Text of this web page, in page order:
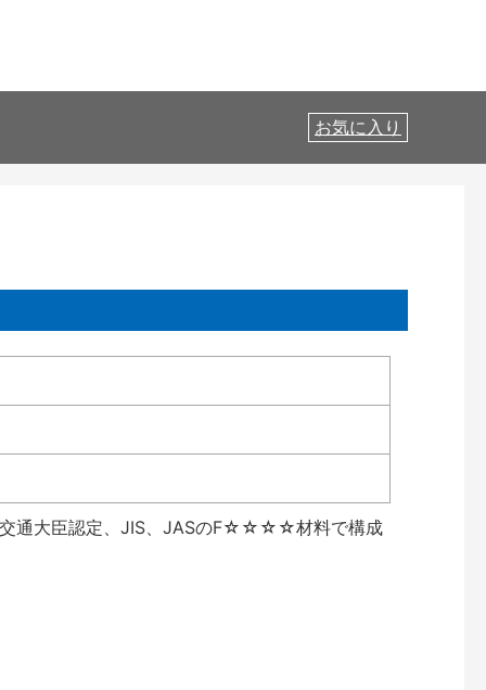
お気に入り
交通大臣認定、JIS、JASのF☆☆☆☆材料で構成